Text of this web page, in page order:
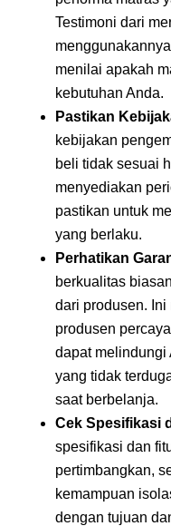
Testimoni dari
menilai apakah
kebutuhan Anda.
Pastikan
kebijakan
beli tidak sesuai
menyediakan
pastikan untuk
yang berlaku.
Perhatikan
berkualitas
dari produsen.
produsen
dapat melindungi
yang tidak
saat berbelanja.
Cek Spesifikasi
spesifikasi dan
pertimbangkan,
kemampuan
dengan tujuan